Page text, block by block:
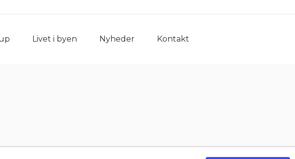
Livet i byen Nyheder Kontakt
Livet i byen Nyheder Kontakt